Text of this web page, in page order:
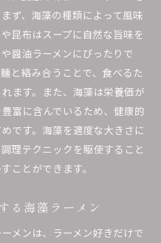
ず、海藻の種類によって風味
昆布はスープに自然な旨味を
醤油ラーメンにぴったりで
と絡み合うことで、食べるた
ます。また、海藻は栄養価が
富に含んでいるため、健康的
です。海藻を適度な大きさに
理テクニックを駆使すること
ことができます。
る海藻ラーメン
メンは、ラーメン好きだけで